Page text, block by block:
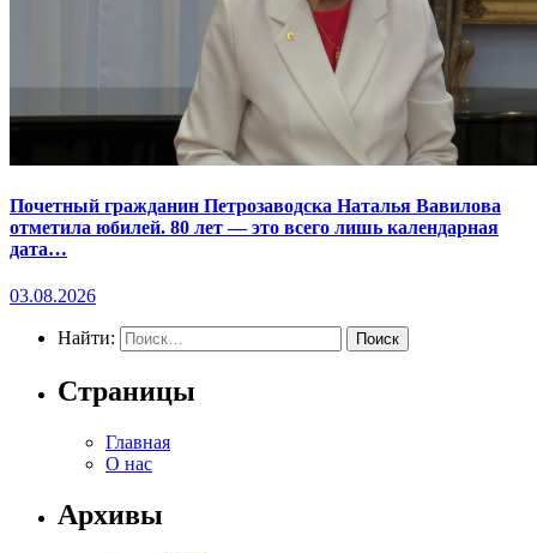
Почетный гражданин Петрозаводска Наталья Вавилова
отметила юбилей. 80 лет — это всего лишь календарная
дата…
03.08.2026
Найти:
Страницы
Главная
О нас
Архивы